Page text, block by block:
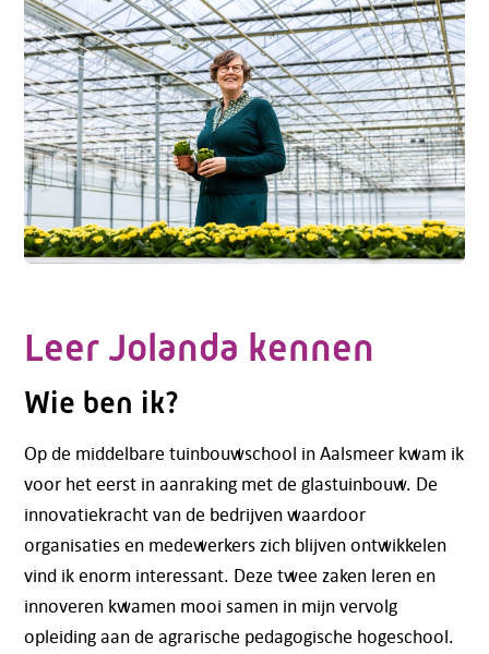
Leer Jolanda kennen
Wie ben ik?
Op de middelbare tuinbouwschool in Aalsmeer kwam ik
voor het eerst in aanraking met de glastuinbouw. De
innovatiekracht van de bedrijven waardoor
organisaties en medewerkers zich blijven ontwikkelen
vind ik enorm interessant. Deze twee zaken leren en
innoveren kwamen mooi samen in mijn vervolg
opleiding aan de agrarische pedagogische hogeschool.